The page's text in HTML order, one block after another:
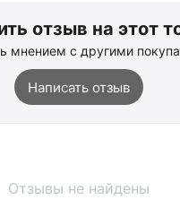
отзыв на этот
мнением с другими
Написать отзыв
Отзывы не найдены